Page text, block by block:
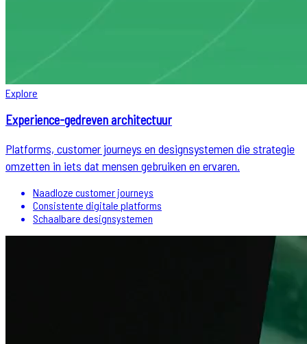
Explore
Experience-gedreven architectuur
Platforms, customer journeys en designsystemen die strategie
omzetten in iets dat mensen gebruiken en ervaren.
Naadloze customer journeys
Consistente digitale platforms
Schaalbare designsystemen